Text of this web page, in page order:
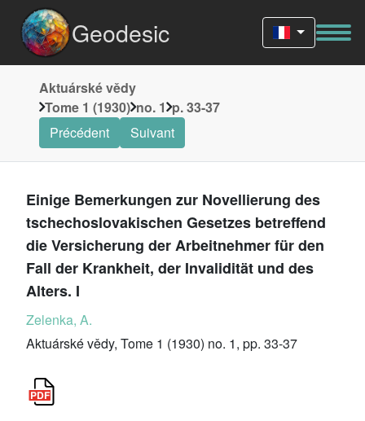
Geodesic
Aktuárské vědy
Tome 1 (1930) no. 1 p. 33-37
Précédent
Suivant
Einige Bemerkungen zur Novellierung des
tschechoslovakischen Gesetzes betreffend
die Versicherung der Arbeitnehmer für den
Fall der Krankheit, der Invalidität und des
Alters. I
Zelenka, A.
Aktuárské vědy, Tome 1 (1930) no. 1, pp. 33-37